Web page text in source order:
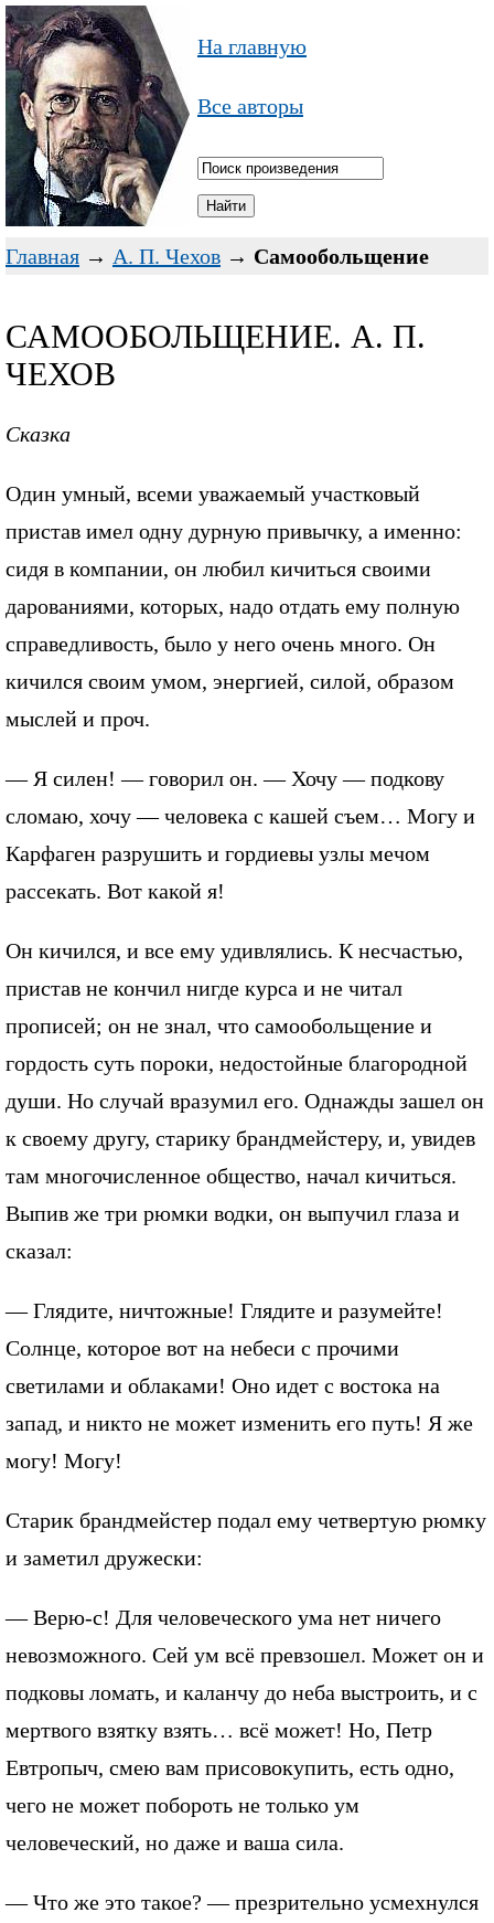
На главную
Все авторы
Главная → А. П. Чехов → Самообольщение
САМООБОЛЬЩЕНИЕ. А. П.
ЧЕХОВ
Сказка
Один умный, всеми уважаемый участковый
пристав имел одну дурную привычку, а именно:
сидя в компании, он любил кичиться своими
дарованиями, которых, надо отдать ему полную
справедливость, было у него очень много. Он
кичился своим умом, энергией, силой, образом
мыслей и проч.
— Я силен! — говорил он. — Хочу — подкову
сломаю, хочу — человека с кашей съем… Могу и
Карфаген разрушить и гордиевы узлы мечом
рассекать. Вот какой я!
Он кичился, и все ему удивлялись. К несчастью,
пристав не кончил нигде курса и не читал
прописей; он не знал, что самообольщение и
гордость суть пороки, недостойные благородной
души. Но случай вразумил его. Однажды зашел он
к своему другу, старику брандмейстеру, и, увидев
там многочисленное общество, начал кичиться.
Выпив же три рюмки водки, он выпучил глаза и
сказал:
— Глядите, ничтожные! Глядите и разумейте!
Солнце, которое вот на небеси с прочими
светилами и облаками! Оно идет с востока на
запад, и никто не может изменить его путь! Я же
могу! Могу!
Старик брандмейстер подал ему четвертую рюмку
и заметил дружески:
— Верю-с! Для человеческого ума нет ничего
невозможного. Сей ум всё превзошел. Может он и
подковы ломать, и каланчу до неба выстроить, и с
мертвого взятку взять… всё может! Но, Петр
Евтропыч, смею вам присовокупить, есть одно,
чего не может побороть не только ум
человеческий, но даже и ваша сила.
— Что же это такое? — презрительно усмехнулся